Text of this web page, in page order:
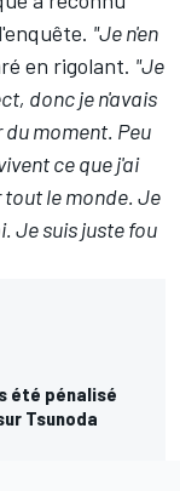
"Je n'en
en rigolant. "Je
donc je n'avais
moment. Peu
ce que j'ai
tout le monde. Je
Je suis juste fou
été pénalisé
Tsunoda